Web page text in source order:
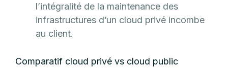
l’intégralité de la maintenance des
infrastructures d’un cloud privé incombe
au client.
Comparatif cloud privé vs cloud public